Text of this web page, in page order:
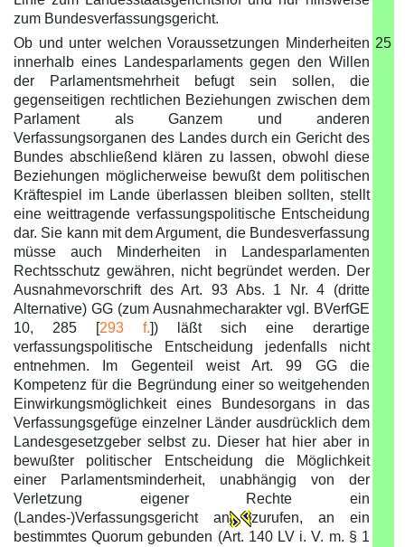
zum Bundesverfassungsgericht.
Ob und unter welchen Voraussetzungen Minderheiten
innerhalb eines Landesparlaments gegen den Willen
der Parlamentsmehrheit befugt sein sollen, die
gegenseitigen rechtlichen Beziehungen zwischen dem
Parlament als Ganzem und anderen
Verfassungsorganen des Landes durch ein Gericht des
Bundes abschließend klären zu lassen, obwohl diese
Beziehungen möglicherweise bewußt dem politischen
Kräftespiel im Lande überlassen bleiben sollten, stellt
eine weittragende verfassungspolitische Entscheidung
dar. Sie kann mit dem Argument, die Bundesverfassung
müsse auch Minderheiten in Landesparlamenten
Rechtsschutz gewähren, nicht begründet werden. Der
Ausnahmevorschrift des Art. 93 Abs. 1 Nr. 4 (dritte
Alternative) GG (zum Ausnahmecharakter vgl. BVerfGE
10, 285 [293 f.]) läßt sich eine derartige
verfassungspolitische Entscheidung jedenfalls nicht
entnehmen. Im Gegenteil weist Art. 99 GG die
Kompetenz für die Begründung einer so weitgehenden
Einwirkungsmöglichkeit eines Bundesorgans in das
Verfassungsgefüge einzelner Länder ausdrücklich dem
Landesgesetzgeber selbst zu. Dieser hat hier aber in
bewußter politischer Entscheidung die Möglichkeit
einer Parlamentsminderheit, unabhängig von der
Verletzung eigener Rechte ein
(Landes-)Verfassungsgericht an
zurufen, an ein
bestimmtes Quorum gebunden (Art. 140 LV i. V. m. § 1
25